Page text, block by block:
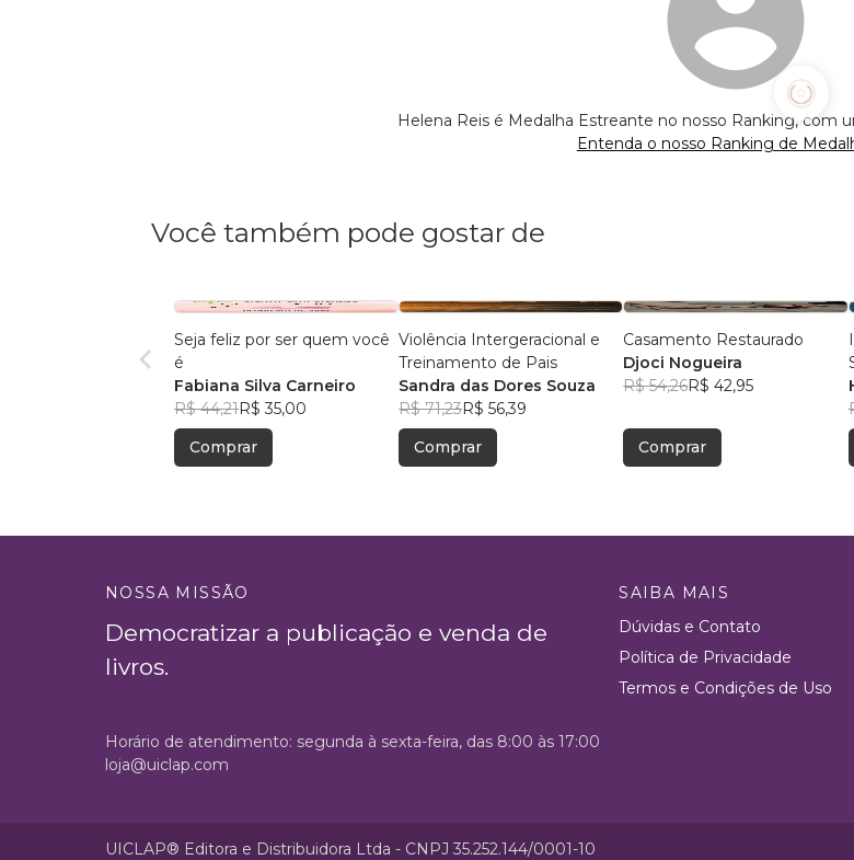
Helena Reis é Medalha Estreante no nosso Ranking, com
Entenda o nosso Ranking de
Você também pode gostar de
Seja feliz por ser quem você
é
Fabiana Silva Carneiro
R$ 44,21R$ 35,00
Comprar
Violência Intergeracional e
Treinamento de Pais
Sandra das Dores Souza
R$ 71,23R$ 56,39
Comprar
Casamento Restaurado
Djoci Nogueira
R$ 54,26R$ 42,95
Comprar
NOSSA MISSÃO
Democratizar a publicação e venda de
livros.
SAIBA MAIS
Dúvidas e Contato
Política de Privacidade
Termos e Condições de Uso
Horário de atendimento: segunda à sexta-feira, das 8:00 às 17:00
loja@uiclap.com
UICLAP® Editora e Distribuidora Ltda - CNPJ 35.252.144/0001-10